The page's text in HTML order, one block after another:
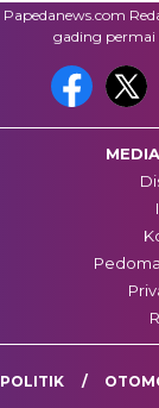
Papedanews.com
gading permai
POLITIK